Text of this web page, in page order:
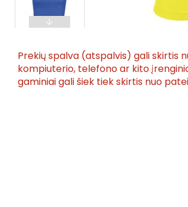
Prekių spalva (atspalvis) gali skirtis
kompiuterio, telefono ar kito
gaminiai gali šiek tiek skirtis nuo